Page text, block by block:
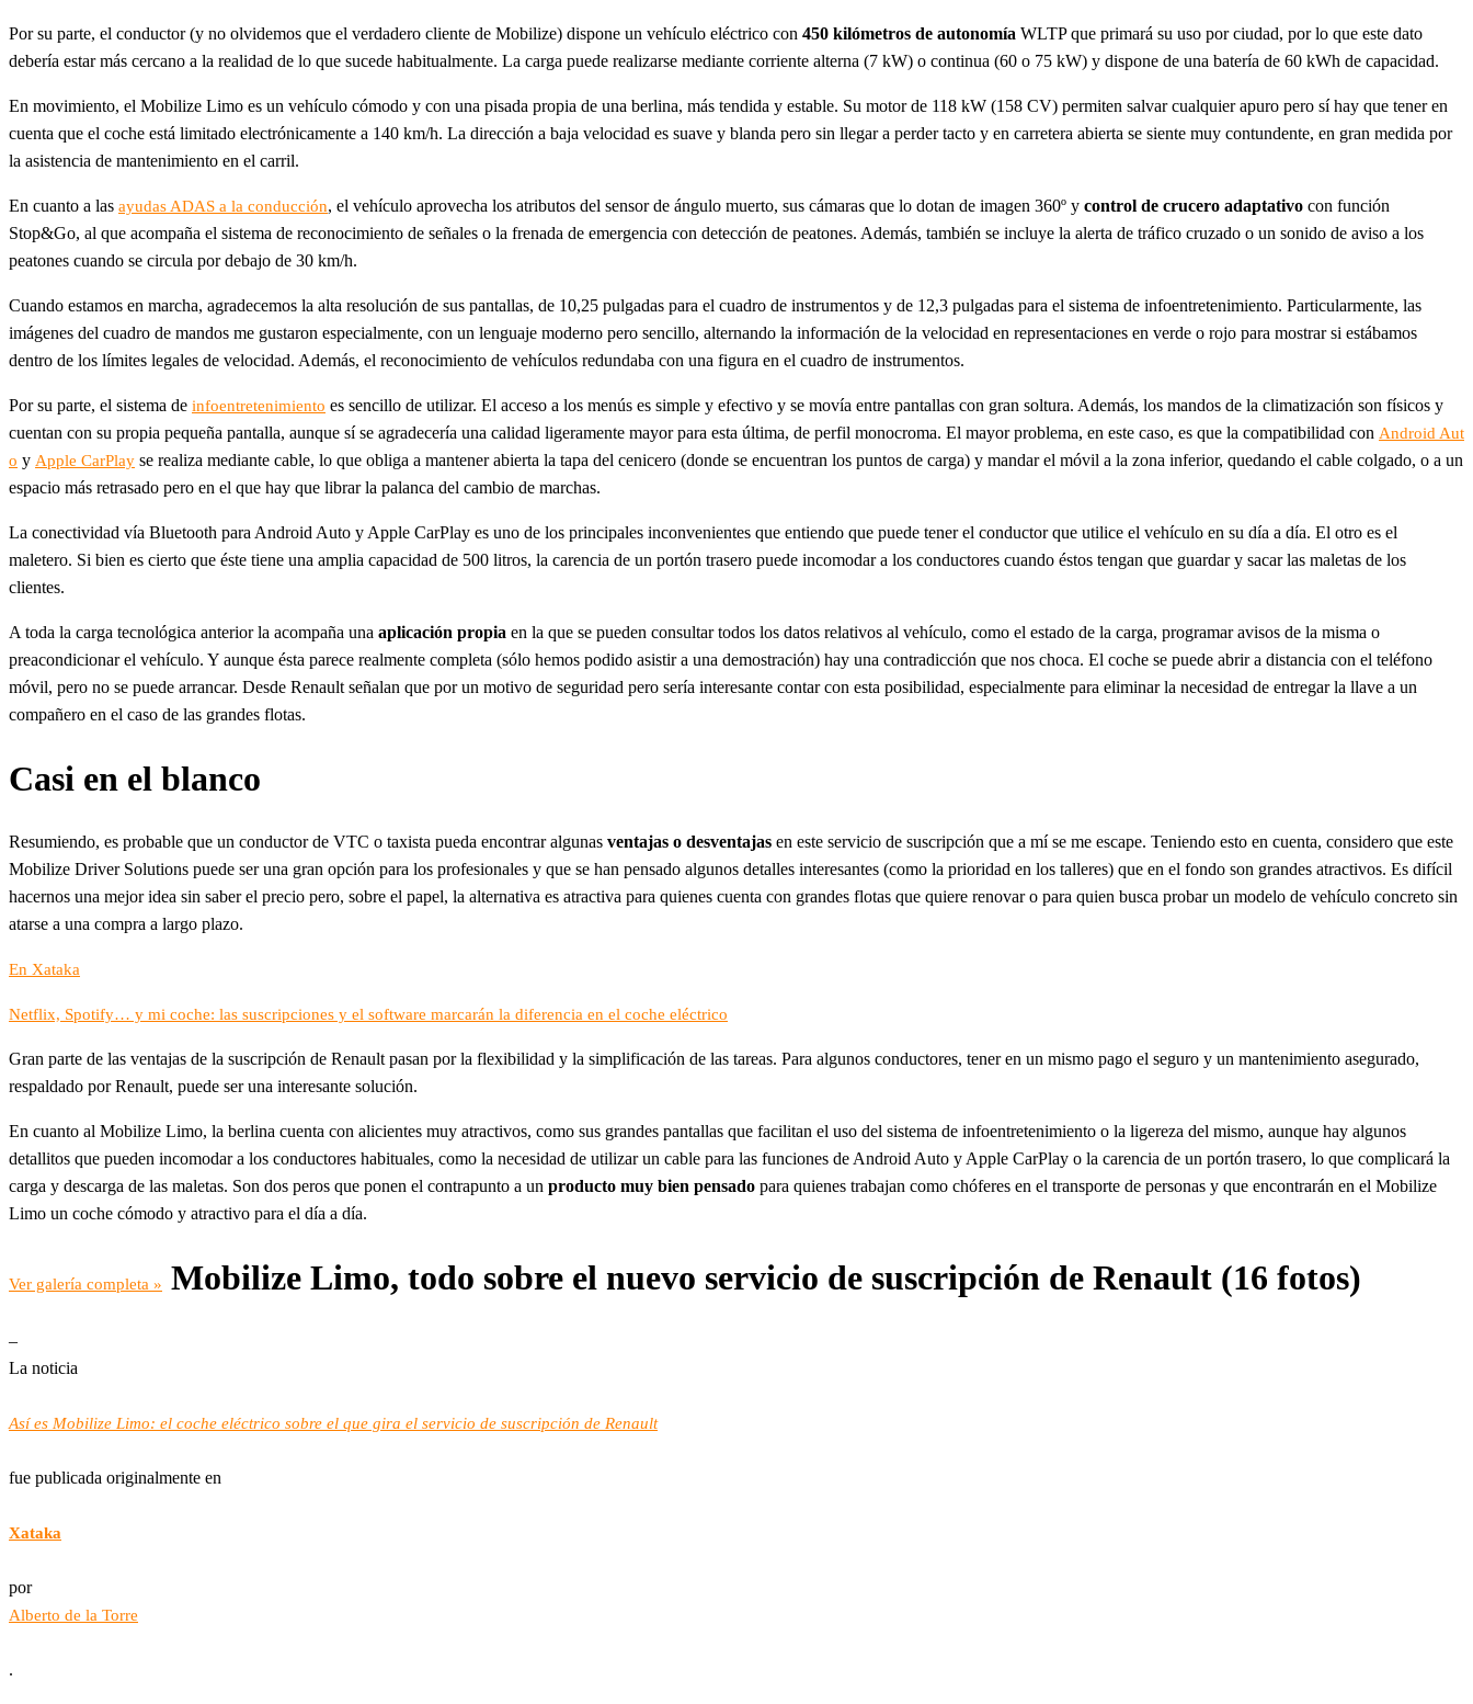
Por su parte, el conductor (y no olvidemos que el verdadero cliente de Mobilize) dispone un vehículo eléctrico con 450 kilómetros de autonomía WLTP que primará su uso por ciudad, por lo que este dato
debería estar más cercano a la realidad de lo que sucede habitualmente. La carga puede realizarse mediante corriente alterna (7 kW) o continua (60 o 75 kW) y dispone de una batería de 60 kWh de capacidad.
En movimiento, el Mobilize Limo es un vehículo cómodo y con una pisada propia de una berlina, más tendida y estable. Su motor de 118 kW (158 CV) permiten salvar cualquier apuro pero sí hay que tener en
cuenta que el coche está limitado electrónicamente a 140 km/h. La dirección a baja velocidad es suave y blanda pero sin llegar a perder tacto y en carretera abierta se siente muy contundente, en gran medida por
la asistencia de mantenimiento en el carril.
En cuanto a las ayudas ADAS a la conducción, el vehículo aprovecha los atributos del sensor de ángulo muerto, sus cámaras que lo dotan de imagen 360º y control de crucero adaptativo con función
Stop&Go, al que acompaña el sistema de reconocimiento de señales o la frenada de emergencia con detección de peatones. Además, también se incluye la alerta de tráfico cruzado o un sonido de aviso a los
peatones cuando se circula por debajo de 30 km/h.
Cuando estamos en marcha, agradecemos la alta resolución de sus pantallas, de 10,25 pulgadas para el cuadro de instrumentos y de 12,3 pulgadas para el sistema de infoentretenimiento. Particularmente, las
imágenes del cuadro de mandos me gustaron especialmente, con un lenguaje moderno pero sencillo, alternando la información de la velocidad en representaciones en verde o rojo para mostrar si estábamos
dentro de los límites legales de velocidad. Además, el reconocimiento de vehículos redundaba con una figura en el cuadro de instrumentos.
Por su parte, el sistema de infoentretenimiento es sencillo de utilizar. El acceso a los menús es simple y efectivo y se movía entre pantallas con gran soltura. Además, los mandos de la climatización son físicos y
cuentan con su propia pequeña pantalla, aunque sí se agradecería una calidad ligeramente mayor para esta última, de perfil monocroma. El mayor problema, en este caso, es que la compatibilidad con Android Aut
o y Apple CarPlay se realiza mediante cable, lo que obliga a mantener abierta la tapa del cenicero (donde se encuentran los puntos de carga) y mandar el móvil a la zona inferior, quedando el cable colgado, o a un
espacio más retrasado pero en el que hay que librar la palanca del cambio de marchas.
La conectividad vía Bluetooth para Android Auto y Apple CarPlay es uno de los principales inconvenientes que entiendo que puede tener el conductor que utilice el vehículo en su día a día. El otro es el
maletero. Si bien es cierto que éste tiene una amplia capacidad de 500 litros, la carencia de un portón trasero puede incomodar a los conductores cuando éstos tengan que guardar y sacar las maletas de los
clientes.
A toda la carga tecnológica anterior la acompaña una aplicación propia en la que se pueden consultar todos los datos relativos al vehículo, como el estado de la carga, programar avisos de la misma o
preacondicionar el vehículo. Y aunque ésta parece realmente completa (sólo hemos podido asistir a una demostración) hay una contradicción que nos choca. El coche se puede abrir a distancia con el teléfono
móvil, pero no se puede arrancar. Desde Renault señalan que por un motivo de seguridad pero sería interesante contar con esta posibilidad, especialmente para eliminar la necesidad de entregar la llave a un
compañero en el caso de las grandes flotas.
Casi en el blanco
Resumiendo, es probable que un conductor de VTC o taxista pueda encontrar algunas ventajas o desventajas en este servicio de suscripción que a mí se me escape. Teniendo esto en cuenta, considero que este
Mobilize Driver Solutions puede ser una gran opción para los profesionales y que se han pensado algunos detalles interesantes (como la prioridad en los talleres) que en el fondo son grandes atractivos. Es difícil
hacernos una mejor idea sin saber el precio pero, sobre el papel, la alternativa es atractiva para quienes cuenta con grandes flotas que quiere renovar o para quien busca probar un modelo de vehículo concreto sin
atarse a una compra a largo plazo.
En Xataka
Netflix, Spotify… y mi coche: las suscripciones y el software marcarán la diferencia en el coche eléctrico
Gran parte de las ventajas de la suscripción de Renault pasan por la flexibilidad y la simplificación de las tareas. Para algunos conductores, tener en un mismo pago el seguro y un mantenimiento asegurado,
respaldado por Renault, puede ser una interesante solución.
En cuanto al Mobilize Limo, la berlina cuenta con alicientes muy atractivos, como sus grandes pantallas que facilitan el uso del sistema de infoentretenimiento o la ligereza del mismo, aunque hay algunos
detallitos que pueden incomodar a los conductores habituales, como la necesidad de utilizar un cable para las funciones de Android Auto y Apple CarPlay o la carencia de un portón trasero, lo que complicará la
carga y descarga de las maletas. Son dos peros que ponen el contrapunto a un producto muy bien pensado para quienes trabajan como chóferes en el transporte de personas y que encontrarán en el Mobilize
Limo un coche cómodo y atractivo para el día a día.
Ver galería completa » Mobilize Limo, todo sobre el nuevo servicio de suscripción de Renault (16 fotos)
–
La noticia
Así es Mobilize Limo: el coche eléctrico sobre el que gira el servicio de suscripción de Renault
fue publicada originalmente en
Xataka
por
Alberto de la Torre
.